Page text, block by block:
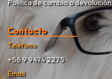
Política de cambio o devolución
Contacto
Teléfono
+56 9 9474 2275
Email